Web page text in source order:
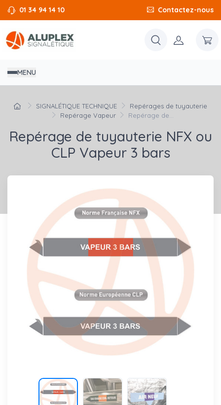
01 34 94 14 10 Contactez-nous
MENU
SIGNALÉTIQUE TECHNIQUE
Repérages de tuyauterie
Repérage Vapeur
Repérage de...
Repérage de tuyauterie NFX ou
CLP Vapeur 3 bars